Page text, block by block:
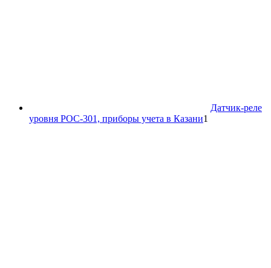
Датчик-реле
уровня РОС-301, приборы учета в Казани1